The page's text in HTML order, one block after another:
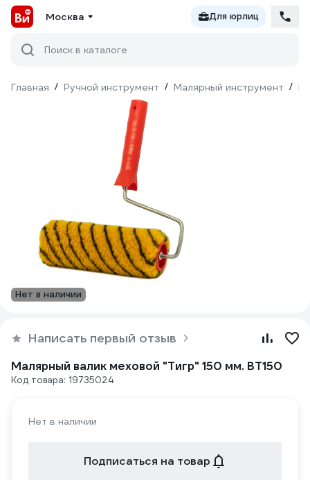
Москва Для юрлиц
Поиск в каталоге
Главная / Ручной инструмент / Малярный инструмент /
Нет в наличии
Написать первый отзыв
Малярный валик меховой "Тигр" 150 мм. ВТ150
Код товара: 19735024
Нет в наличии
Подписаться на товар